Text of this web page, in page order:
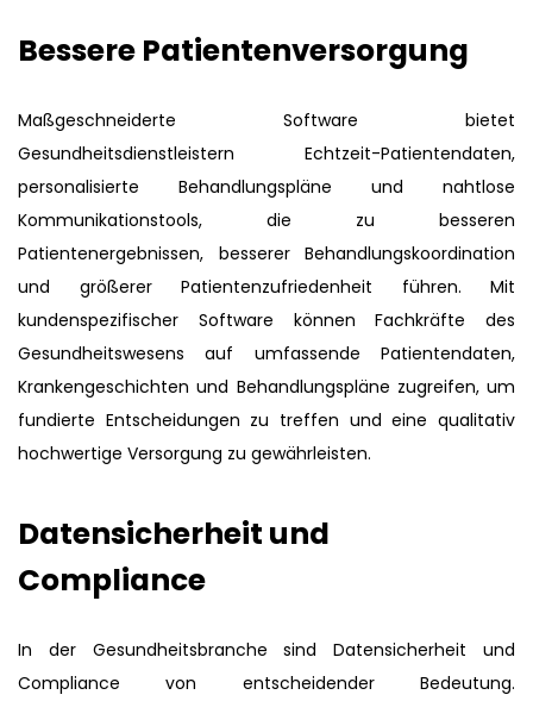
Bessere Patientenversorgung
Maßgeschneiderte Software bietet
Gesundheitsdienstleistern Echtzeit-Patientendaten,
personalisierte Behandlungspläne und nahtlose
Kommunikationstools, die zu besseren
Patientenergebnissen, besserer Behandlungskoordination
und größerer Patientenzufriedenheit führen. Mit
kundenspezifischer Software können Fachkräfte des
Gesundheitswesens auf umfassende Patientendaten,
Krankengeschichten und Behandlungspläne zugreifen, um
fundierte Entscheidungen zu treffen und eine qualitativ
hochwertige Versorgung zu gewährleisten.
Datensicherheit und
Compliance
In der Gesundheitsbranche sind Datensicherheit und
Compliance von entscheidender Bedeutung.